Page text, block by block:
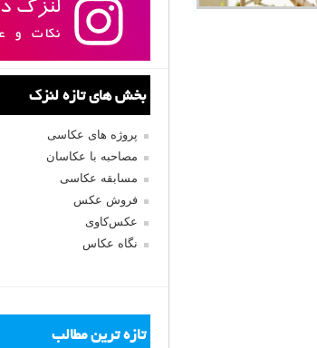
بخش های تازه لنزک
پروژه های عکاسی
مصاحبه با عکاسان
مسابقه عکاسی
فروش عکس
عکس‌کاوی
نگاه عکاس
تازه ترین مطالب